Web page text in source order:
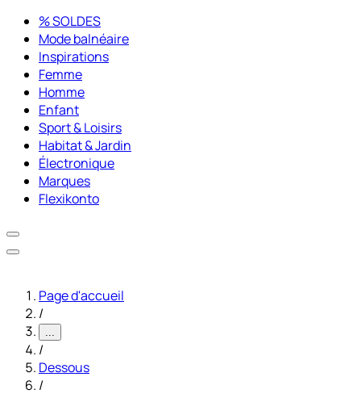
% SOLDES
Mode balnéaire
Inspirations
Femme
Homme
Enfant
Sport & Loisirs
Habitat & Jardin
Électronique
Marques
Flexikonto
Page d'accueil
/
...
/
Dessous
/